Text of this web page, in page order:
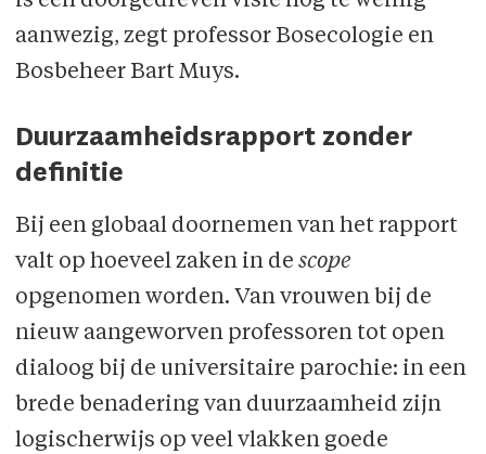
aanwezig, zegt professor Bosecologie en
Bosbeheer Bart Muys.
Duurzaamheidsrapport zonder
definitie
Bij een globaal doornemen van het rapport
valt op hoeveel zaken in de scope
opgenomen worden. Van vrouwen bij de
nieuw aangeworven professoren tot open
dialoog bij de universitaire parochie: in een
brede benadering van duurzaamheid zijn
logischerwijs op veel vlakken goede